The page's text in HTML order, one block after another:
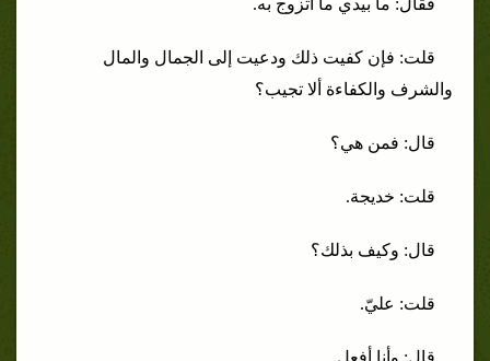
فقال: ما بيدي ما أتزوج به.
قلت: فإن كفيت ذلك ودعيت إلى الجمال والمال
والشرف والكفاءة ألا تجيب؟
قال: فمن هي؟
قلت: خديجة.
قال: وكيف بذلك؟
قلت: عليّ.
قال: وأنا أفعل.